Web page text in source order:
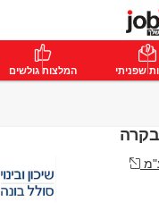
שפניתי המלצות גולשים